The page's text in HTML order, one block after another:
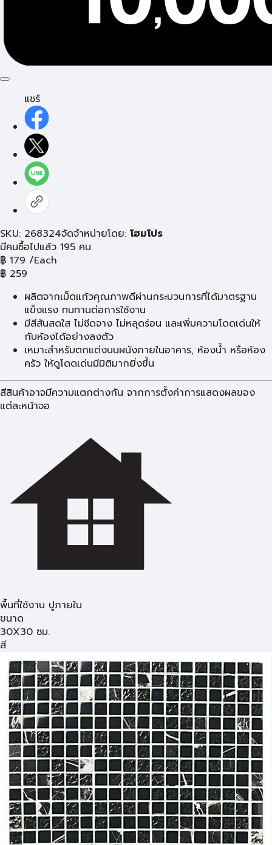
แชร์
SKU: 268324จัดจำหน่ายโดย: โฮมโปร
มีคนซื้อไปแล้ว 195 คน
฿ 179 /Each
฿ 259
ผลิตจากเม็ดแก้วคุณภาพดีผ่านกระบวนการที่ได้มาตรฐาน
แข็งแรง ทนทานต่อการใช้งาน
มีสีสันสดใส ไม่ซีดจาง ไม่หลุดร่อน และเพิ่มความโดดเด่นให้
กับห้องได้อย่างลงตัว
เหมาะสำหรับตกแต่งบนผนังภายในอาคาร, ห้องน้ำ หรือห้อง
ครัว ให้ดูโดดเด่นมีมิติมากยิ่งขึ้น
สีสินค้าอาจมีความแตกต่างกัน จากการตั้งค่าการแสดงผลของ
แต่ละหน้าจอ
พื้นที่ใช้งาน ปูภายใน
ขนาด
30X30 ซม.
สี